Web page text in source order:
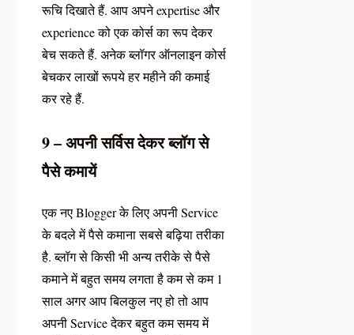
रूचि दिखाते हैं. आप अपने expertise और
experience को एक कोर्स का रूप देकर
बेच सकते हैं. अनेक ब्लॉगर ऑनलाइन कोर्स
बेचकर लाखों रूपये हर महीने की कमाई
कर रहे हैं.
9 – अपनी सर्विस देकर ब्लॉग से
पैसे कमायें
एक नए Blogger के लिए अपनी Service
के बदले में पैसे कमाना सबसे बढ़िया तरीका
है. ब्लॉग से किसी भी अन्य तरीके से पैसे
कमाने में बहुत समय लगता है कम से कम 1
साल अगर आप बिलकुल नए हो तो आप
अपनी Service देकर बहुत कम समय में